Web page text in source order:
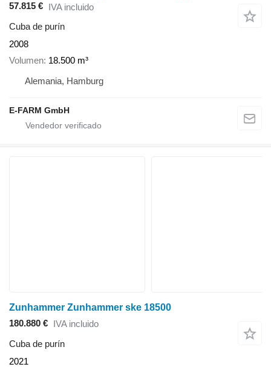
57.815 € IVA incluido
Cuba de purín
2008
Volumen 18.500 m³
Alemania, Hamburg
E-FARM GmbH
Zunhammer Zunhammer ske 18500
180.880 € IVA incluido
Cuba de purín
2021